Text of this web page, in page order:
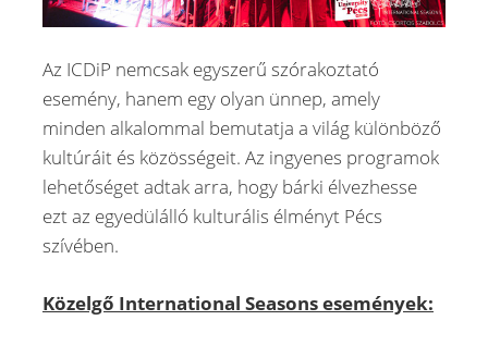
Az ICDiP nemcsak egyszerű szórakoztató
esemény, hanem egy olyan ünnep, amely
minden alkalommal bemutatja a világ különböző
kultúráit és közösségeit. Az ingyenes programok
lehetőséget adtak arra, hogy bárki élvezhesse
ezt az egyedülálló kulturális élményt Pécs
szívében.
Közelgő International Seasons események: